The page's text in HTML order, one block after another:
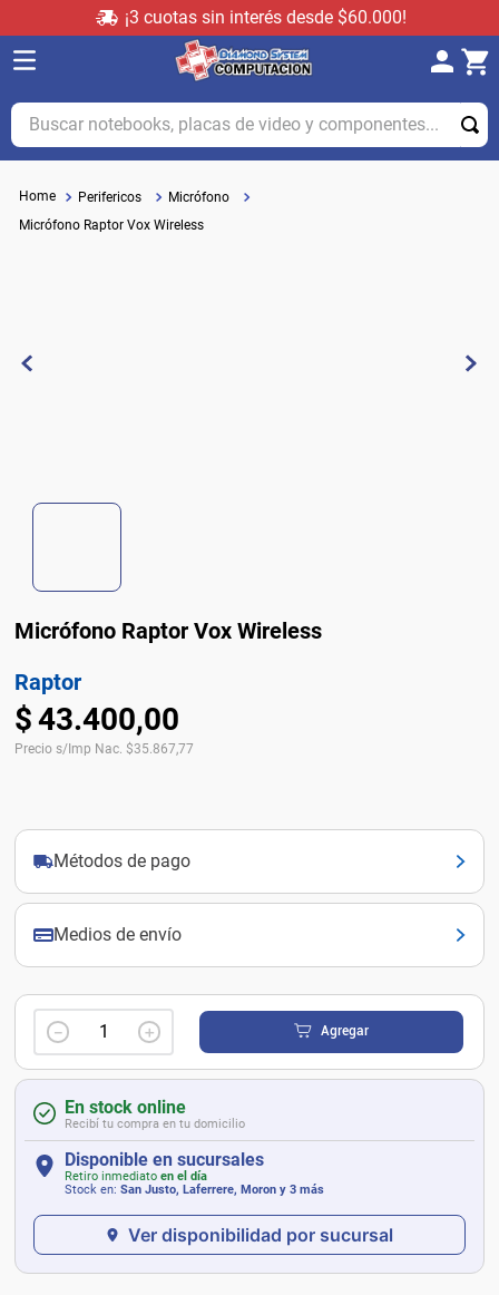
¡3 cuotas sin interés desde $60.000!
Buscar notebooks, placas de video y componentes...
Perifericos
Micrófono
Micrófono Raptor Vox Wireless
Micrófono Raptor Vox Wireless
Raptor
$43.400,00
Precio s/Imp Nac. $35.867,77
Métodos de pago
Medios de envío
＋
－ Agregar
En stock online
Recibí tu compra en tu domicilio
Disponible en sucursales
Retiro inmediato en el día
Stock en: San Justo, Laferrere, Moron y 3 más
Ver disponibilidad por sucursal